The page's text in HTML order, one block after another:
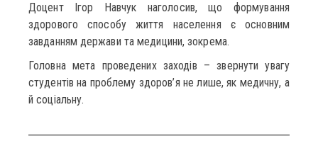
Доцент Ігор Навчук наголосив, що формування
здорового способу життя населення є основним
завданням держави та медицини, зокрема.
Головна мета проведених заходів – звернути увагу
студентів на проблему здоров’я не лише, як медичну, а
й соціальну.